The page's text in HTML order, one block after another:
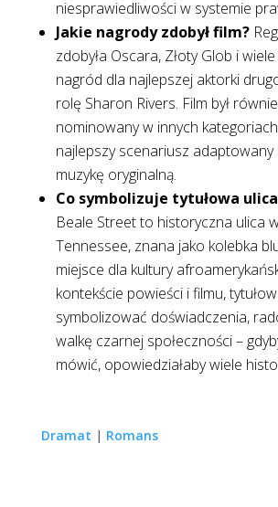
niesprawiedliwości w systemie
Jakie nagrody zdobył film?
zdobyła Oscara, Złoty Glob i
nagród dla najlepszej aktorki
rolę Sharon Rivers. Film był
nominowany w innych
najlepszy scenariusz adaptowany
muzykę oryginalną.
Co symbolizuje tytułowa
Beale Street to historyczna ulica
Tennessee, znana jako kolebka
miejsce dla kultury
kontekście powieści i filmu,
symbolizować doświadczenia,
walkę czarnej społeczności –
mówić, opowiedziałaby wiele
Dramat | Romans